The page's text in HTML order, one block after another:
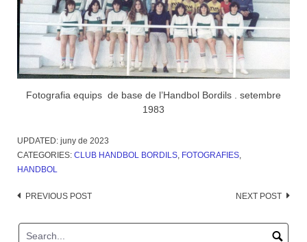
Fotografia equips de base de l’Handbol Bordils . setembre
1983
UPDATED: juny de 2023
CATEGORIES: CLUB HANDBOL BORDILS FOTOGRAFIES
HANDBOL
Post
PREVIOUS POST NEXT POST